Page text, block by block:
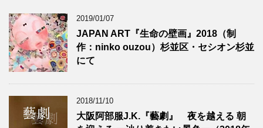
2019/01/07
JAPAN ART『生命の壁画』2018（制
作：ninko ouzou）杉並区・セシオン杉並
にて
2018/11/10
大阪阿部服J.K.『藝劇』 夜を越える 朝